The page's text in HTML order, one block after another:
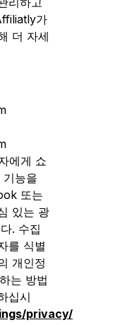
가
더 자세
에게 쇼
능을
또는
있는 광
. 수집
를 식별
개인정
는 방법
십시
privacy/